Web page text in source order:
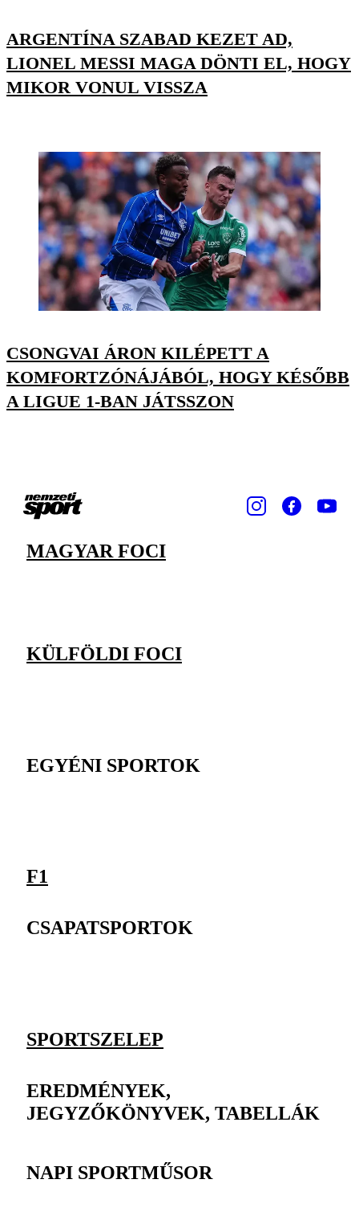
ARGENTÍNA SZABAD KEZET AD,
LIONEL MESSI MAGA DÖNTI EL, HOGY
MIKOR VONUL VISSZA
CSONGVAI ÁRON KILÉPETT A
KOMFORTZÓNÁJÁBÓL, HOGY KÉSŐBB
A LIGUE 1-BAN JÁTSSZON
MAGYAR FOCI
KÜLFÖLDI FOCI
EGYÉNI SPORTOK
F1
CSAPATSPORTOK
SPORTSZELEP
EREDMÉNYEK,
JEGYZŐKÖNYVEK, TABELLÁK
NAPI SPORTMŰSOR